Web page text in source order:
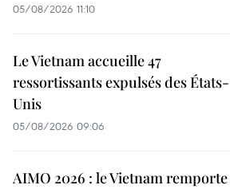
05/08/2026 11:10
Le Vietnam accueille 47
ressortissants expulsés des États-
Unis
05/08/2026 09:06
AIMO 2026 : le Vietnam remporte